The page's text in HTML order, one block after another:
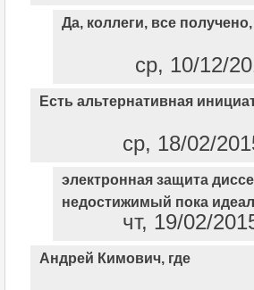
Да, коллеги, все
ср, 10/12/
Есть альтернативная
ср, 18/02/
электронная защита
недостижимый пока идеал
чт, 19/02/
Андрей Кимович, где